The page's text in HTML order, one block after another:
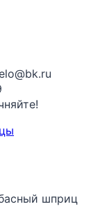
шприц